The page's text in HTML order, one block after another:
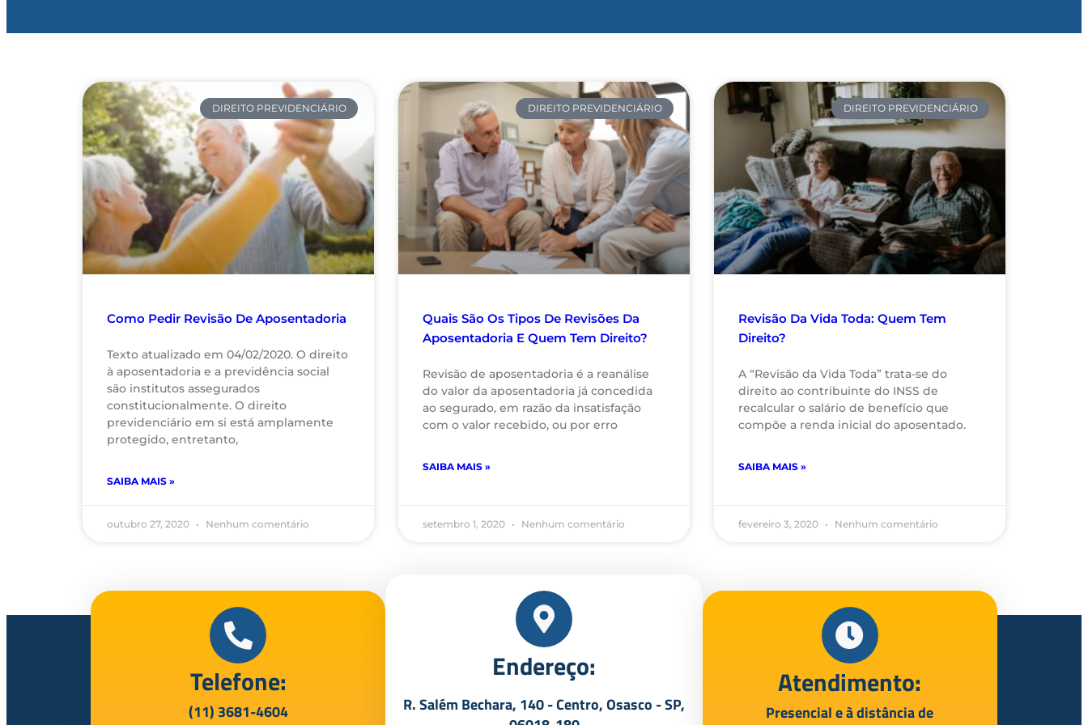
DIREITO PREVIDENCIÁRIO
Como Pedir Revisão De Aposentadoria
Texto atualizado em 04/02/2020. O direito
à aposentadoria e a previdência social
são institutos assegurados
constitucionalmente. O direito
previdenciário em si está amplamente
protegido, entretanto,
SAIBA MAIS »
outubro 27, 2020 Nenhum comentário
DIREITO PREVIDENCIÁRIO
Quais São Os Tipos De Revisões Da
Aposentadoria E Quem Tem Direito?
Revisão de aposentadoria é a reanálise
do valor da aposentadoria já concedida
ao segurado, em razão da insatisfação
com o valor recebido, ou por erro
SAIBA MAIS »
setembro 1, 2020 Nenhum comentário
DIREITO PREVIDENCIÁRIO
Revisão Da Vida Toda: Quem Tem
Direito?
A “Revisão da Vida Toda” trata-se do
direito ao contribuinte do INSS de
recalcular o salário de benefício que
compõe a renda inicial do aposentado.
SAIBA MAIS »
fevereiro 3, 2020 Nenhum comentário
Telefone:
(11) 3681-4604
Endereço:
R. Salém Bechara, 140 - Centro, Osasco - SP,
Atendimento:
Presencial e à distância de